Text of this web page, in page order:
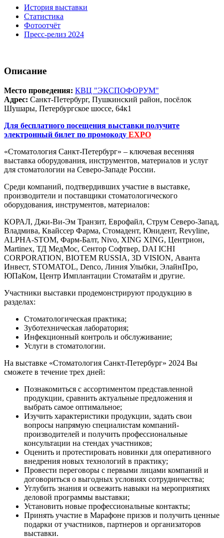
История выставки
Статистика
Фотоотчёт
Пресс-релиз 2024
Описание
Место проведения: КВЦ "ЭКСПОФОРУМ"
Адрес: Санкт-Петербург, Пушкинский район, посёлок
Шушары, Петербургское шоссе, 64к1
Для бесплатного посещения выставки получите
электронный билет по промокоду EXPO
«Стоматология Санкт-Петербург» – ключевая весенняя
выставка оборудования, инструментов, материалов и услуг
для стоматологии на Северо-Западе России.
Среди компаний, подтвердивших участие в выставке,
производители и поставщики стоматологического
оборудования, инструментов, материалов:
КОРАЛ, Джи-Ви-Эм Транзит, Еврофайл, Струм Северо-Запад,
Владмива, Квайссер Фарма, Стомадент, Юнидент, Revyline,
ALPHA-STOM, Фарм-Балт, Nivo, XING XING, Центрион,
Martinex, ТД МедМос, Сентор Софтвер, DAI ICHI
CORPORATION, BIOTEM RUSSIA, 3D VISION, Аванта
Инвест, STOMATOL, Denco, Линия Улыбки, ЭлайнПро,
ЮПаКом, Центр Имплантации Стоматайм и другие.
Участники выставки продемонстрируют продукцию в
разделах:
Стоматологическая практика;
Зуботехническая лаборатория;
Инфекционный контроль и обслуживание;
Услуги в стоматологии.
На выставке «Стоматология Санкт-Петербург» 2024 Вы
сможете в течение трех дней:
Познакомиться с ассортиментом представленной
продукции, сравнить актуальные предложения и
выбрать самое оптимальное;
Изучить характеристики продукции, задать свои
вопросы напрямую специалистам компаний-
производителей и получить профессиональные
консультации на стендах участников;
Оценить и протестировать новинки для оперативного
внедрения новых технологий в практику;
Провести переговоры с первыми лицами компаний и
договориться о выгодных условиях сотрудничества;
Углубить знания и освежить навыки на мероприятиях
деловой программы выставки;
Установить новые профессиональные контакты;
Принять участие в Марафоне призов и получить ценные
подарки от участников, партнеров и организаторов
выставки.